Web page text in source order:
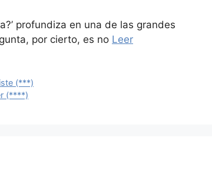
profundiza en una de las grandes
por cierto, es no Leer
(***)
(****)